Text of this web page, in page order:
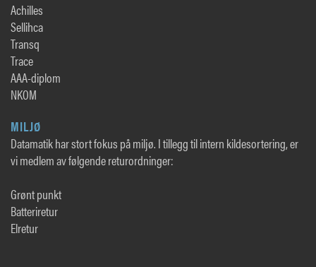
Achilles
Sellihca
Transq
Trace
AAA-diplom
NKOM
MILJØ
Datamatik har stort fokus på miljø. I tillegg til intern kildesortering, er
vi medlem av følgende returordninger:
Grønt punkt
Batteriretur
Elretur